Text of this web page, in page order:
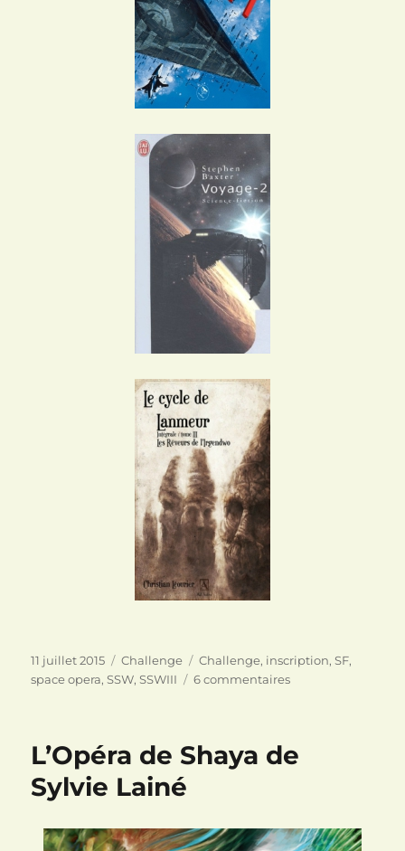
Publié
le
11 juillet 2015 Catégories
Challenge Étiquettes
Challenge, inscription,SF,
space opera,SSW,SSWIII 6 commentairessur
Star
III
L’Opéra de Shaya de
Sylvie Lainé